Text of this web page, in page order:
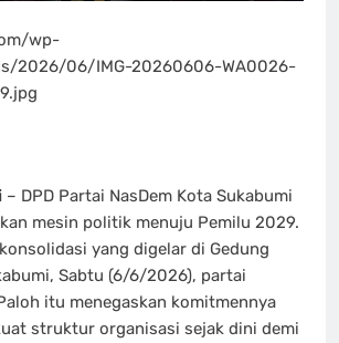
wp-
2026/06/IMG-20260606-WA0026-
– DPD Partai NasDem Kota Sukabumi
mesin politik menuju Pemilu 2029.
yang digelar di Gedung
Sabtu (6/6/2026), partai
itu menegaskan komitmennya
struktur organisasi sejak dini demi